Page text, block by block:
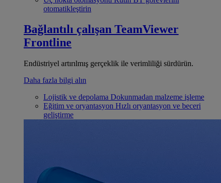
otomatikleştirin
Bağlantılı çalışan TeamViewer
Frontline
Endüstriyel artırılmış gerçeklik ile verimliliği sürdürün.
Daha fazla bilgi alın
Lojistik ve depolama Dokunmadan malzeme işleme
Eğitim ve oryantasyon Hızlı oryantasyon ve beceri
geliştirme